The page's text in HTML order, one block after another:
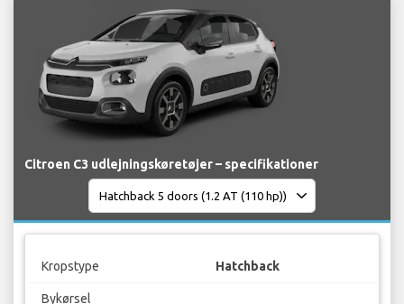
Citroen C3 udlejningskøretøjer – specifikationer
Kropstype Hatchback
Bykørsel